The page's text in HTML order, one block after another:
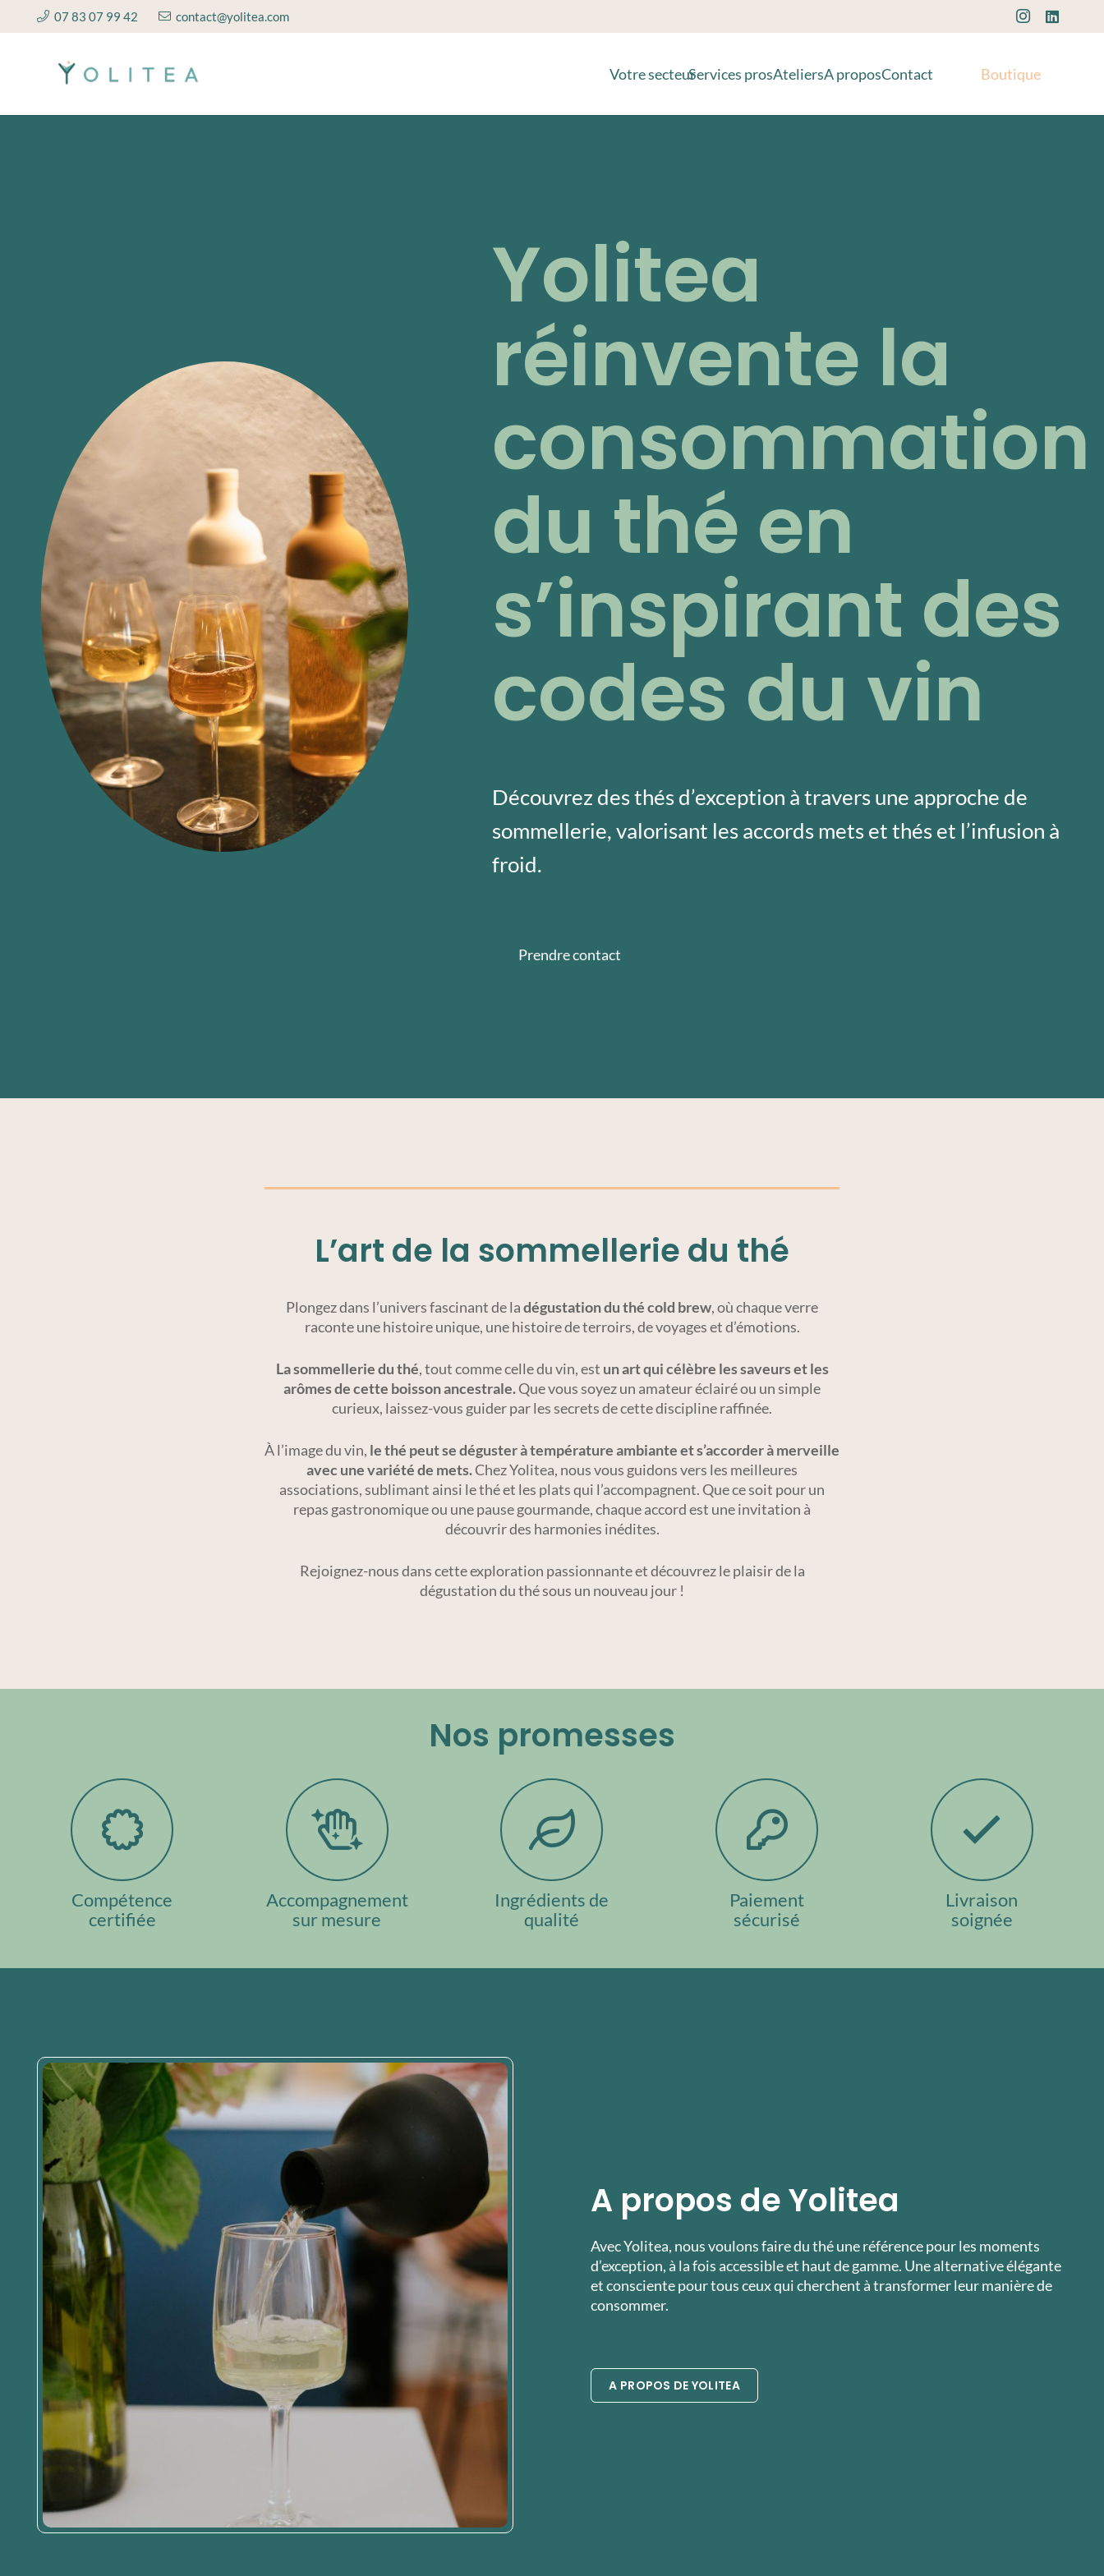
07 83 07 99 42 contact@yolitea.com
Votre secteurServices prosAteliersA proposContact Boutique
Yolitea
réinvente la
consommation
du thé en
s’inspirant des
codes du vin
Découvrez des thés d’exception à travers une approche de
sommellerie, valorisant les accords mets et thés et l’infusion à
froid.
Prendre contact
L’art de la sommellerie du thé
Plongez dans l’univers fascinant de ladégustation du thé cold brew, où chaque verre
raconte une histoire unique, une histoire de terroirs, de voyages et d’émotions.
La sommellerie du thé, tout comme celle du vin, est un art qui célèbre les saveurs et les
arômes de cette boisson ancestrale.Que vous soyez un amateur éclairé ou un simple
curieux, laissez-vous guider par les secrets de cette discipline raffinée.
À l’image du vin, le thé peut se déguster à température ambiante et s’accorder à merveille
avec une variété de mets.Chez Yolitea, nous vous guidons vers les meilleures
associations, sublimant ainsi le thé et les plats qui l’accompagnent. Que ce soit pour un
repas gastronomique ou une pause gourmande, chaque accord est une invitation à
découvrir des harmonies inédites.
Rejoignez-nous dans cette exploration passionnante et découvrez le plaisir de la
dégustation du thé sous un nouveau jour !
Nos promesses
Compétence
certifiée
Accompagnement
sur mesure
Ingrédients de
qualité
Paiement
sécurisé
Livraison
soignée
A propos de Yolitea
Avec Yolitea, nous voulons faire du thé une référence pour les moments
d’exception, à la fois accessible et haut de gamme. Une alternative élégante
et consciente pour tous ceux qui cherchent à transformer leur manière de
consommer.
A PROPOS DE YOLITEA